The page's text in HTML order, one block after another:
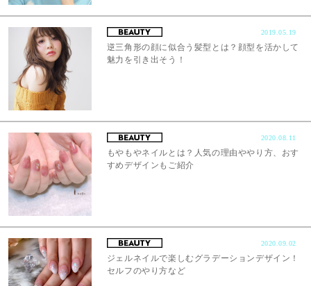
2019.05.19
逆三角形の顔に似合う髪型とは？顔型を活かして
魅力を引き出そう！
2020.08.11
もやもやネイルとは？人気の理由ややり方、おす
すめデザインもご紹介
2020.09.02
ジェルネイルで楽しむグラデーションデザイン！
セルフのやり方など